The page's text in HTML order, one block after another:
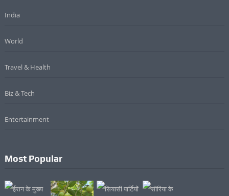
India
World
Travel & Health
Biz & Tech
Entertainment
Most Popular